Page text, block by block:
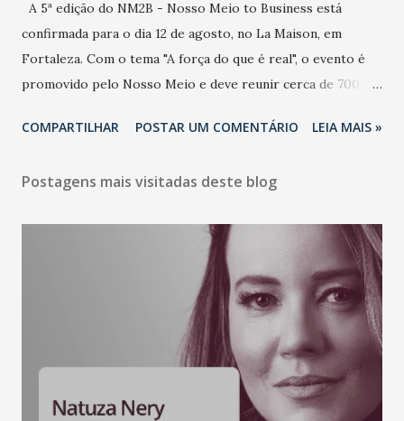
A 5ª edição do NM2B - Nosso Meio to Business está
confirmada para o dia 12 de agosto, no La Maison, em
Fortaleza. Com o tema "A força do que é real", o evento é
promovido pelo Nosso Meio e deve reunir cerca de 700
e lideranças do Mercado Nacional. Desde 2022, o NM2B
de negócios do Nordeste, reunindo profissionais de marcas
LinkedIn, VISA, Grupo 3corações, TikTok e M. Dias Branco.
A nova edição chega em um momento em que autenticidade
e consistência ganham peso nas conversas sobre marca,
liderança e estratégia. - Vivemos um momento em que todo
mundo fala muito e poucos entregam de verdade. O NM2B
sempre existiu para dar palco a quem constrói com
consistência, e nesta edição isso fica ainda mais claro.
Vamos reforçar que ser genuíno sustenta a confiança entre
COMPARTILHAR POSTAR UM COMENTÁRIO LEIA MAIS »
Postagens mais visitadas deste blog